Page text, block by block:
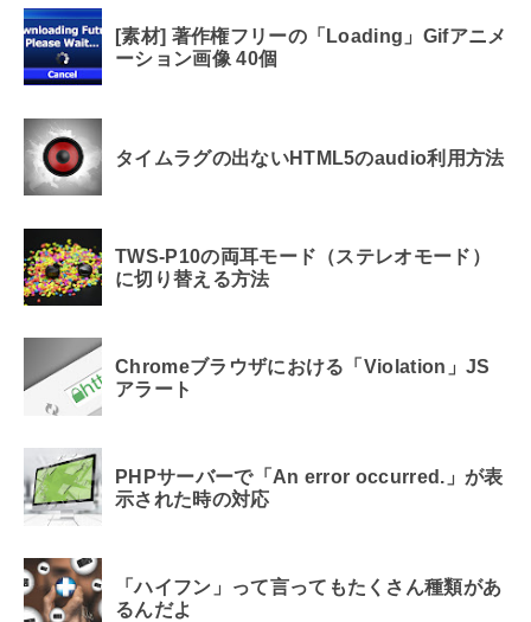
[素材] 著作権フリーの「Loading」Gifアニメ
ーション画像 40個
タイムラグの出ないHTML5のaudio利用方法
TWS-P10の両耳モード（ステレオモード）
に切り替える方法
Chromeブラウザにおける「Violation」JS
アラート
PHPサーバーで「An error occurred.」が表
示された時の対応
「ハイフン」って言ってもたくさん種類があ
るんだよ